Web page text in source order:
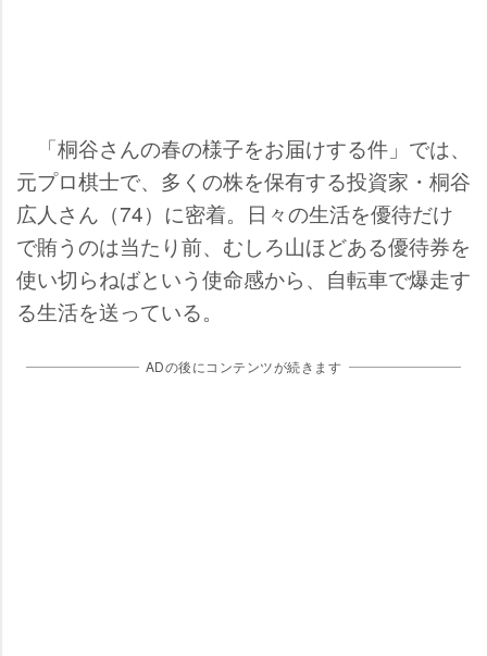
「桐谷さんの春の様子をお届けする件」では、
元プロ棋士で、多くの株を保有する投資家・桐谷
広人さん（74）に密着。日々の生活を優待だけ
で賄うのは当たり前、むしろ山ほどある優待券を
使い切らねばという使命感から、自転車で爆走す
る生活を送っている。
ADの後にコンテンツが続きます